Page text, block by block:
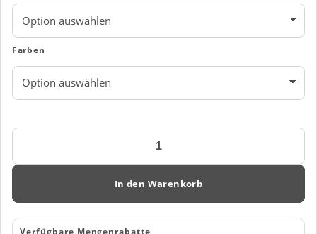
Farben
Mascot
T-
Langarm
461
In den Warenkorb
Verfügbare Mengenrabatte